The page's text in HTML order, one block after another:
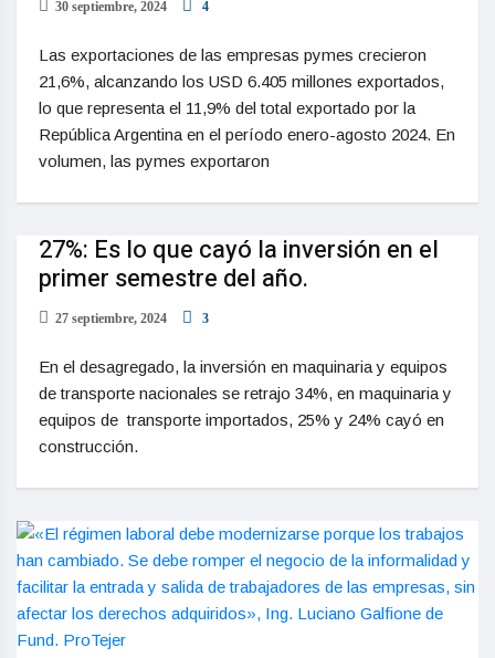
30 septiembre, 2024 4
Las exportaciones de las empresas pymes crecieron
21,6%, alcanzando los USD 6.405 millones exportados,
lo que representa el 11,9% del total exportado por la
República Argentina en el período enero-agosto 2024. En
volumen, las pymes exportaron
27%: Es lo que cayó la inversión en el
primer semestre del año.
27 septiembre, 2024 3
En el desagregado, la inversión en maquinaria y equipos
de transporte nacionales se retrajo 34%, en maquinaria y
equipos de transporte importados, 25% y 24% cayó en
construcción.